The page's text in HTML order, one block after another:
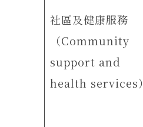
社區及健康服務
（Community
support and
health services）